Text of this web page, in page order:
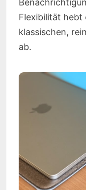
Flexibilität hebt
klassischen,
ab.